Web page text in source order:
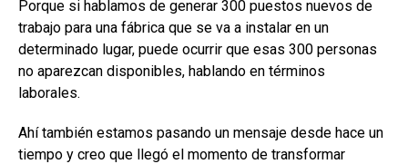
Porque si hablamos de generar 300 puestos nuevos de
trabajo para una fábrica que se va a instalar en un
determinado lugar, puede ocurrir que esas 300 personas
no aparezcan disponibles, hablando en términos
laborales.
Ahí también estamos pasando un mensaje desde hace un
tiempo y creo que llegó el momento de transformar